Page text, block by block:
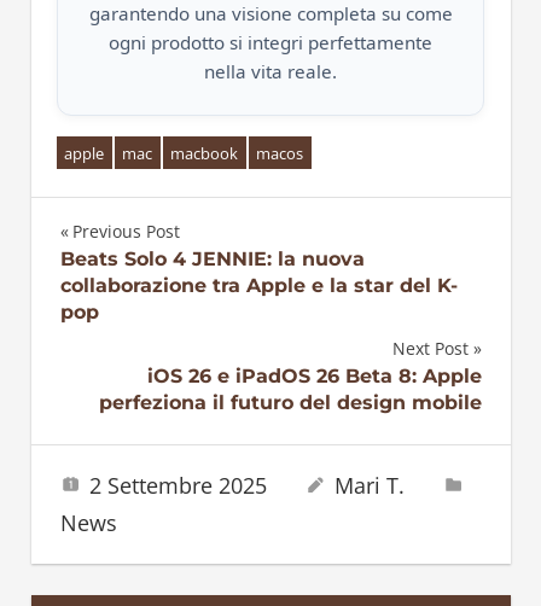
garantendo una visione completa su come
ogni prodotto si integri perfettamente
nella vita reale.
apple mac macbook macos
Navigazione
articoli
Previous Post
Beats Solo 4 JENNIE: la nuova
collaborazione tra Apple e la star del K-
pop
Next Post
iOS 26 e iPadOS 26 Beta 8: Apple
perfeziona il futuro del design mobile
2 Settembre 2025
Mari T.
News